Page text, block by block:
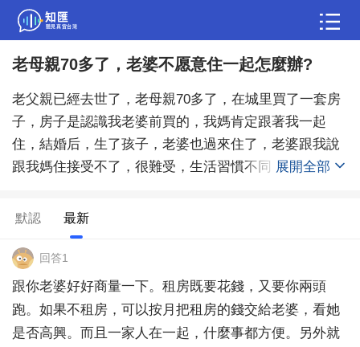
老母親70多了，老婆不愿意住一起怎麼辦?
老父親已經去世了，老母親70多了，在城里買了一套房
子，房子是認識我老婆前買的，我媽肯定跟著我一起
住，結婚后，生了孩子，老婆也過來住了，老婆跟我說
跟我媽住接受不了，很難受，生活習慣不同，認為這里
點大，出去租我媽也接受不了，我也不放心我媽，年紀
大了，腿腳都沒那麼利索了，但是我老婆擺明態度了，
就是不想住一起，說每天都在瘋狂的邊緣，天天都想
哭，哎，我也是沒什麼辦法，想問一下各位有什麼好的
主意嗎？
展開全部
默認 最新
回答1
跟你老婆好好商量一下。租房既要花錢，又要你兩頭
跑。如果不租房，可以按月把租房的錢交給老婆，看她
是否高興。而且一家人在一起，什麼事都方便。另外就
問答
綜合問題 婚姻情感 職場 夫妻生活
生活妙招 體育 育兒 老年病科普